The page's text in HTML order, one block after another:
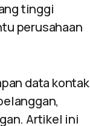
tinggi
perusahaan
data kontak
Artikel ini